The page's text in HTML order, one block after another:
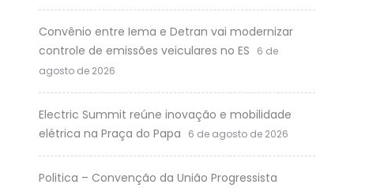
Convênio entre Iema e Detran vai modernizar
controle de emissões veiculares no ES
6 de
agosto de 2026
Electric Summit reúne inovação e mobilidade
elétrica na Praça do Papa
6 de agosto de 2026
Politica – Convenção da União Progressista